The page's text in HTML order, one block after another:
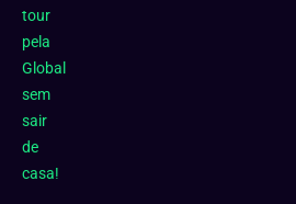
tour
pela
Global
sem
sair
de
casa!